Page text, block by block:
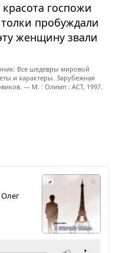
госпожи
пробуждали
женщину звали
Все шедевры мировой
и характеры. Зарубежная
— М. : Олимп : ACT, 1997.
Олег